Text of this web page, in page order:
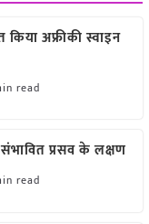
अफ्रीकी स्वाइन
read
प्रसव के लक्षण
read